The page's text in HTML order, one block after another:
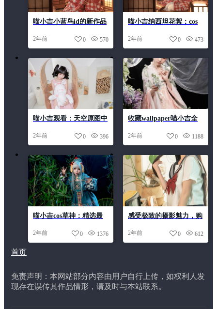
喵小吉小蓝鸟id的新作品
2年前 570
0
喵小吉纳西坦花絮：cos
情享受
2年前 473
0
喵小吉观看：天空原图中
2年前 396
0
收藏wallpaper喵小吉全
个好看的墙纸
2年前 1188
0
喵小吉cos草神：精选最
的coser形象
2年前 1376
0
感受极致的摄影魅力，购
片作品
2年前 612
0
首页
免责声明：本网站部分内容由用户自行上传，如权利人发
现存在误传其作品情形，请及时与本站联系。